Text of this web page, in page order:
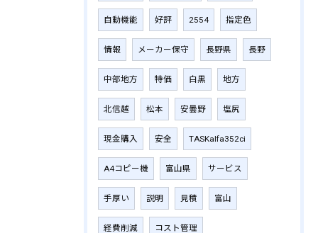
自動機能 好評 2554 指定色
情報 メーカー保守 長野県 長野
中部地方 特価 白黒 地方
北信越 松本 安曇野 塩尻
現金購入 安全 TASKalfa352ci
A4コピー機 富山県 サービス
手厚い 説明 見積 富山
経費削減 コスト管理